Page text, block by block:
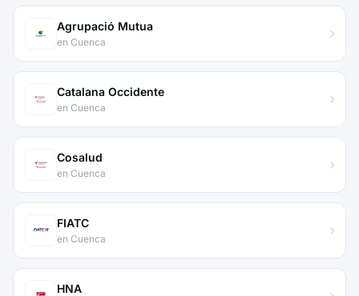
Agrupació Mutua
en Cuenca
Catalana Occidente
en Cuenca
Cosalud
en Cuenca
FIATC
en Cuenca
HNA